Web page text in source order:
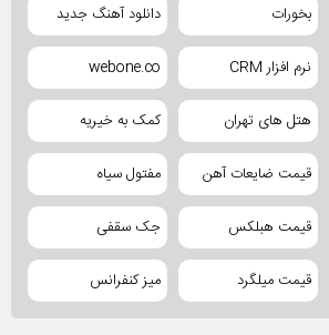
بخورات دانلود آهنگ جدید
نرم افزار CRM webone.co
هتل های تهران کمک به خیریه
قیمت ضایعات آهن مفتول سیاه
قیمت هبلکس جک سقفی
قیمت میلگرد میز کنفرانس